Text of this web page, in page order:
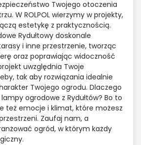
Twojego otoczenia
W ROLPOL wierzymy w projekty,
estetykę z praktycznością.
Rydułtowy doskonale
i inne przestrzenie, tworząc
oraz poprawiając widoczność
uwzględnia Twoje
tak aby rozwiązania idealnie
Twojego ogrodu. Dlaczego
ogrodowe z Rydułtów? Bo to
też emocje i klimat, które możesz
Zaufaj nam, a
ogród, w którym każdy